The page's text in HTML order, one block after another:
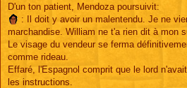
D'un ton patient, Mendoza poursuivit:
: Il doit y avoir un malentendu. Je ne
marchandise. William ne t'a rien dit à mon
Le visage du vendeur se ferma
comme rideau.
Effaré, l'Espagnol comprit que le lord
les instructions.